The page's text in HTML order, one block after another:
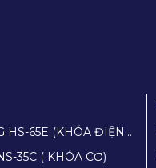
HS-65E (KHÓA ĐIỆN
35C ( KHÓA CƠ)